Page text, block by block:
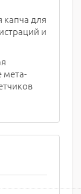
для
и
мета-